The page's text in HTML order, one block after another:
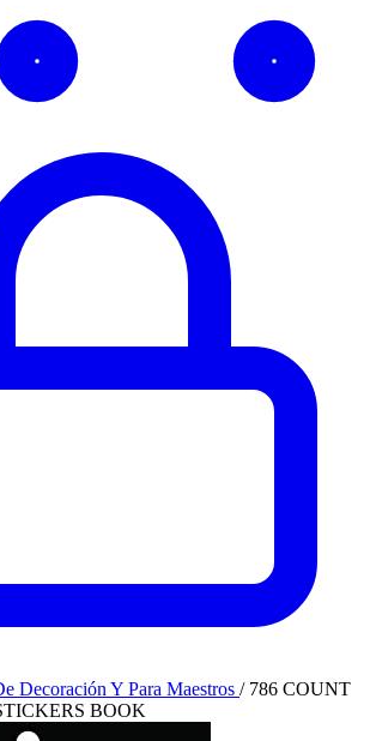
Decoración Y Para Maestros / 786 COUNT
BOOK